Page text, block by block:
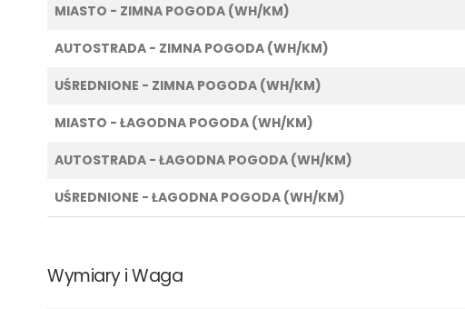
MIASTO - ZIMNA POGODA (WH/KM)
AUTOSTRADA - ZIMNA POGODA (WH/KM)
UŚREDNIONE - ZIMNA POGODA (WH/KM)
MIASTO - ŁAGODNA POGODA (WH/KM)
AUTOSTRADA - ŁAGODNA POGODA (WH/KM)
UŚREDNIONE - ŁAGODNA POGODA (WH/KM)
Wymiary i Waga